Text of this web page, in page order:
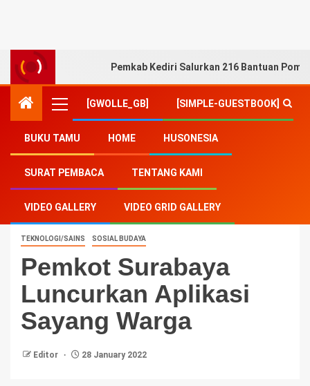
Pemkab Kediri Salurkan 216 Bantuan
[GWOLLE_GB] [SIMPLE-GUESTBOOK]
BUKU TAMU HOME HUSONESIA
SURAT PEMBACA TENTANG KAMI
VIDEO GALLERY VIDEO GRID GALLERY
Home-Teknologi/Sains-Pemkot Surabaya
Luncurkan Aplikasi Sayang Warga
TEKNOLOGI/SAINS SOSIAL BUDAYA
Pemkot Surabaya
Luncurkan Aplikasi
Sayang Warga
Editor 28 January 2022